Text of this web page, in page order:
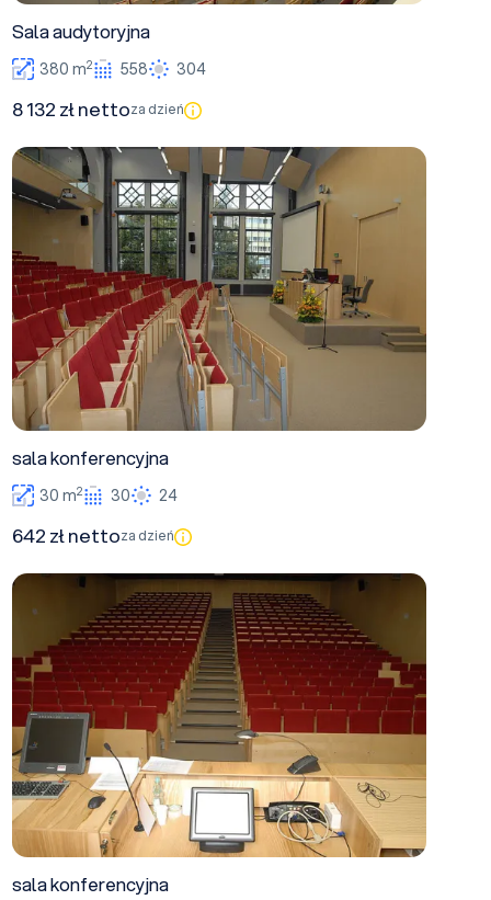
Sala audytoryjna
380 m2 558 304
8 132 zł nettoza dzień
sala konferencyjna
sala konferencyjna
30 m2 30 24
642 zł nettoza dzień
sala konferencyjna
sala konferencyjna